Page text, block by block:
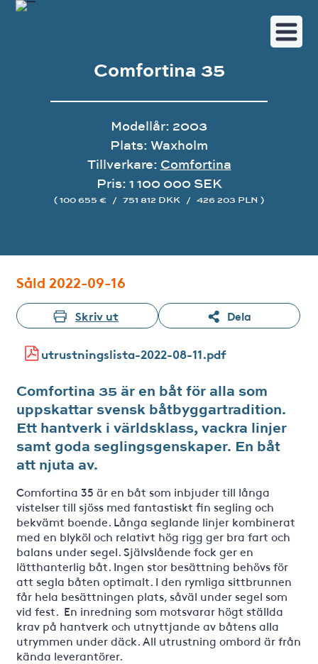
Comfortina 35
Modellår: 2003
Plats: Waxholm
Tillverkare: Comfortina
Pris: 1 100 000 SEK
( 100 655 € / 751 812 DKK / 426 203 PLN )
Såld 2022-09-16
Skriv ut Dela
utrustningslista-2022-08-11.pdf
Comfortina 35 är en båt för alla som
uppskattar svensk båtbyggartradition.
Ett hantverk i världsklass, vackra linjer
samt goda seglingsgenskaper. En båt
att njuta av.
Comfortina 35 är en båt som inbjuder till långa
vistelser till sjöss med fantastiskt fin segling och
bekvämt boende. Långa seglande linjer kombinerat
med en blyköl och relativt hög rigg ger bra fart och
balans under segel. Självslående fock ger en
lätthanterlig båt. Ingen stor besättning behövs för
att segla båten optimalt. I den rymliga sittbrunnen
får hela besättningen plats, såväl under segel som
vid fest. En inredning som motsvarar högt ställda
krav på hantverk och utnyttjande av båtens alla
utrymmen under däck. All utrustning ombord är från
kända leverantörer.